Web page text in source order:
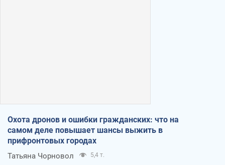
Охота дронов и ошибки гражданских: что на
самом деле повышает шансы выжить в
прифронтовых городах
Татьяна Чорновол 5,4 т.